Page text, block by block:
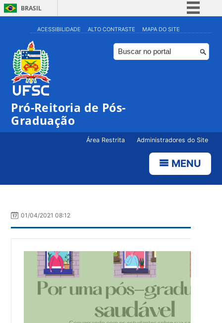
BRASIL
Simplifique!
Comunica BR
Participe
ACESSIBILIDADE ALTO CONTRASTE MAPA DO SITE
Pró-Reitoria de Pós-
Graduação
Área Restrita Administradores do Site
MENU
01/04/2021 08:12